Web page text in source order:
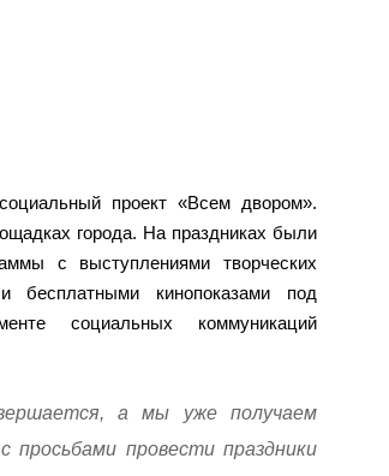
проект «Всем двором».
города. На праздниках были
с выступлениями творческих
бесплатными кинопоказами под
социальных коммуникаций
а мы уже получаем
просьбами провести праздники